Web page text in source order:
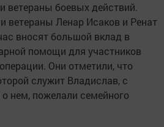
ветераны боевых действий.
ветераны Ленар Исаков и Ренат
вносят большой вклад в
помощи для участников
Они отметили, что
служит Владислав, с
нем, пожелали семейного